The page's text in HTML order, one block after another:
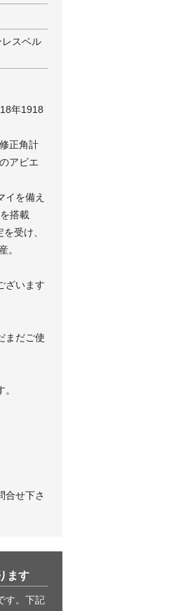
スベル
年1918
正角計
アビエ
イを備え
搭載
受け、
。
ざいます
まだご使
合せ下さ
ます
す。下記